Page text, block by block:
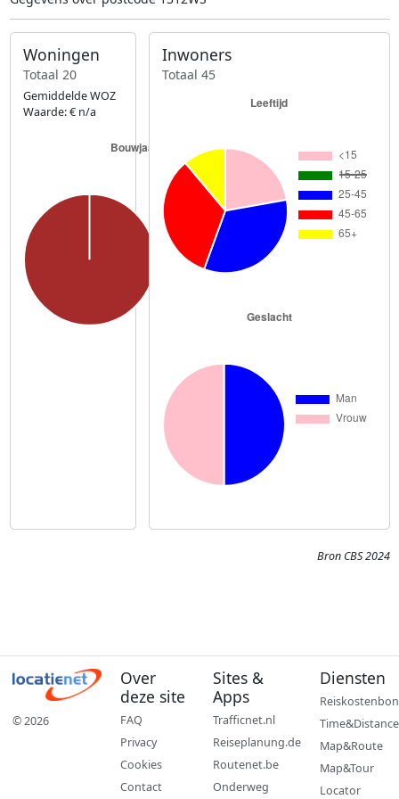
Woningen
Totaal 20
Gemiddelde WOZ
Waarde: € n/a
Inwoners
Totaal 45
Bron CBS 2024
© 2026
Over
deze site
FAQ
Privacy
Cookies
Contact
Sites &
Apps
Trafficnet.nl
Reiseplanung.de
Routenet.be
Onderweg
Diensten
Reiskostenbon
Time&Distance
Map&Route
Map&Tour
Locator